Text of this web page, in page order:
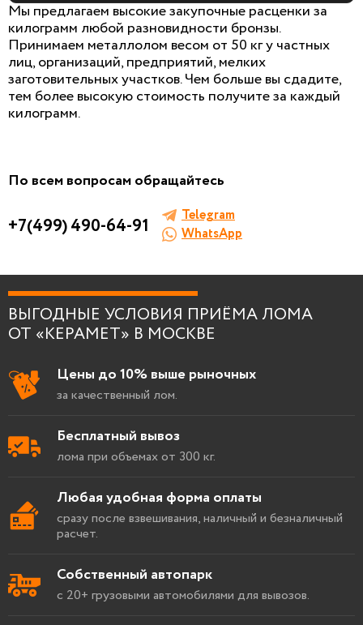
БЕСПЛАТНАЯ КОНСУЛЬТАЦИЯ
И ОЦЕНКА ЛОМА
Я согласен на
обработку персональных
Мы предлагаем высокие закупочные расценки за
килограмм любой разновидности бронзы.
Принимаем металлолом весом от 50 кг у частных
лиц, организаций, предприятий, мелких
заготовительных участков. Чем больше вы сдадите,
тем более высокую стоимость получите за каждый
килограмм.
По всем вопросам обращайтесь
+7(499) 490-64-91
Telegram
WhatsApp
ВЫГОДНЫЕ УСЛОВИЯ ПРИЁМА ЛОМА
ОТ «КЕРАМЕТ» В МОСКВЕ
Цены до 10% выше рыночных
за качественный лом.
Бесплатный вывоз
лома при объемах от 300 кг.
Любая удобная форма оплаты
сразу после взвешивания, наличный и безналичный
расчет.
Собственный автопарк
с 20+ грузовыми автомобилями для вывозов.